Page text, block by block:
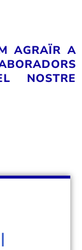
AGRAÏR A
NOSTRE